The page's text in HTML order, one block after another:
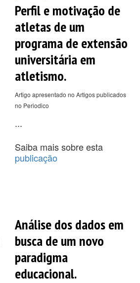
Perfil e motivação de
atletas de um
programa de extensão
universitária em
atletismo.
Artigo apresentado no Artigos publicados
no Periodico
...
Saiba mais sobre esta
publicação
Análise dos dados em
busca de um novo
paradigma
educacional.